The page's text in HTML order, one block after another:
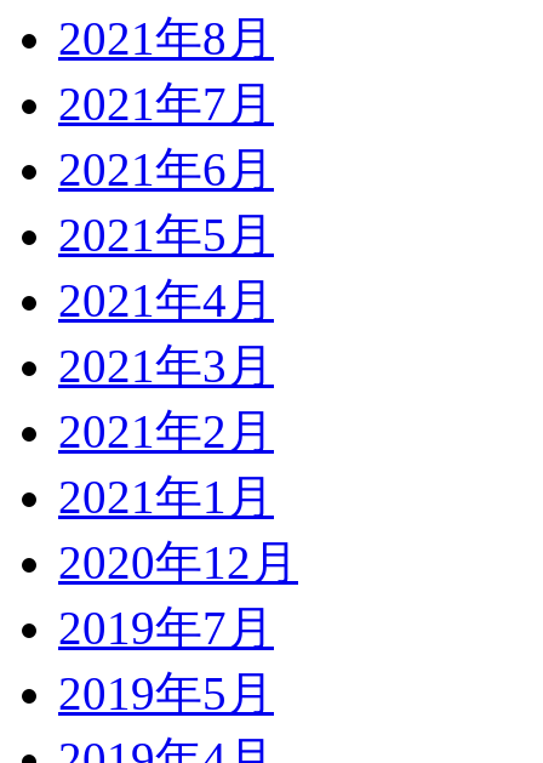
2021年8月
2021年7月
2021年6月
2021年5月
2021年4月
2021年3月
2021年2月
2021年1月
2020年12月
2019年7月
2019年5月